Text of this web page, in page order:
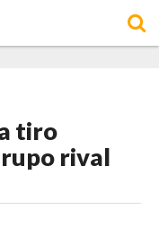
tiro
rival